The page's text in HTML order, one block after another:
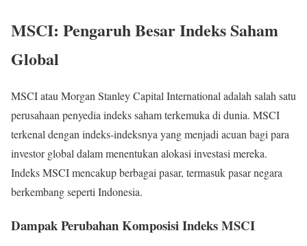
MSCI: Pengaruh Besar Indeks Saham
Global
MSCI atau Morgan Stanley Capital International adalah salah satu
perusahaan penyedia indeks saham terkemuka di dunia. MSCI
terkenal dengan indeks-indeksnya yang menjadi acuan bagi para
investor global dalam menentukan alokasi investasi mereka.
Indeks MSCI mencakup berbagai pasar, termasuk pasar negara
berkembang seperti Indonesia.
Dampak Perubahan Komposisi Indeks MSCI